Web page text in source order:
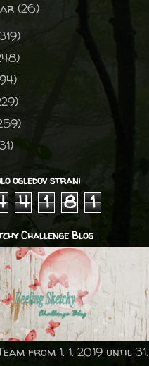
(26)
ogledov strani
4 1 8 1
Challenge Blog
from 1. 1. 2019 until